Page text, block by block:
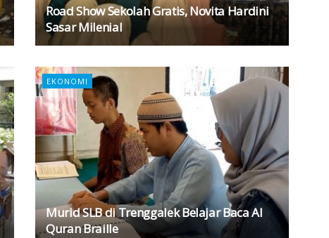
Road Show Sekolah Gratis, Novita Hardini
Sasar Milenial
EKONOMI
Murid SLB di Trenggalek Belajar Baca Al
Quran Braille